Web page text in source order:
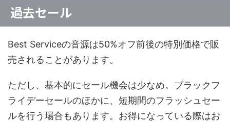
過去セール
Best Serviceの音源は50%オフ前後の特別価格で販
売されることがあります。
ただし、基本的にセール機会は少なめ。ブラックフ
ライデーセールのほかに、短期間のフラッシュセー
ルを行う場合もあります。お得になっている際はお